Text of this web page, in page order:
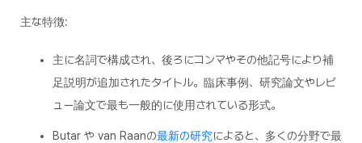
主な特徴:
主に名詞で構成され、後ろにコンマやその他記号により補
足説明が追加されたタイトル。臨床事例、研究論文やレビ
ュー論文で最も一般的に使用されている形式。
Butar や van Raanの最新の研究によると、多くの分野で最